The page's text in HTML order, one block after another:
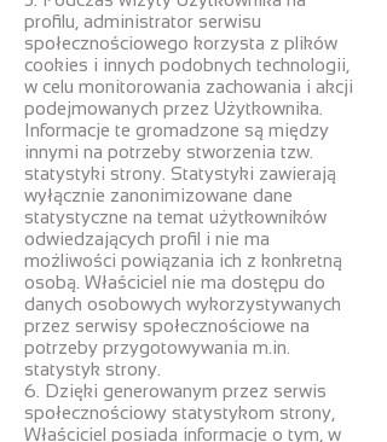
profilu, administrator serwisu
społecznościowego korzysta z plików
cookies i innych podobnych technologii,
w celu monitorowania zachowania i akcji
podejmowanych przez Użytkownika.
Informacje te gromadzone są między
innymi na potrzeby stworzenia tzw.
statystyki strony. Statystyki zawierają
wyłącznie zanonimizowane dane
statystyczne na temat użytkowników
odwiedzających profil i nie ma
możliwości powiązania ich z konkretną
osobą. Właściciel nie ma dostępu do
danych osobowych wykorzystywanych
przez serwisy społecznościowe na
potrzeby przygotowywania m.in.
statystyk strony.
6. Dzięki generowanym przez serwis
społecznościowy statystykom strony,
Właściciel posiada informacje o tym, w